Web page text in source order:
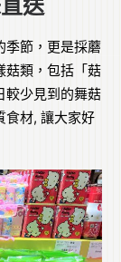
送
季節，更是採蘑
菇類，包括「菇
較少見到的舞菇
食材, 讓大家好